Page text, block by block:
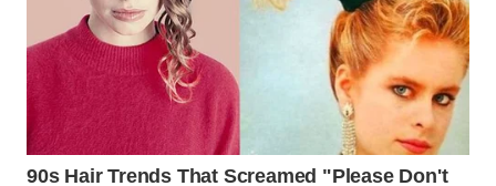
TENGAH
WN DELI
SERDANG
WN
TEBING